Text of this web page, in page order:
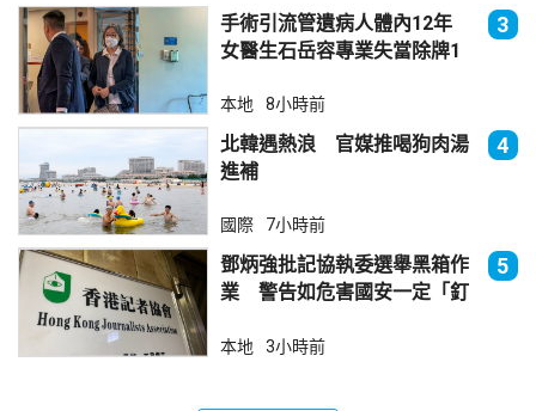
手術引流管遺病人體內12年
女醫生石岳容專業失當除牌1
3
本地 8小時前
北韓遇熱浪 官媒推喝狗肉湯
進補
4
國際 7小時前
鄧炳強批記協執委選舉黑箱作
業 警告如危害國安一定「釘
5
本地 3小時前